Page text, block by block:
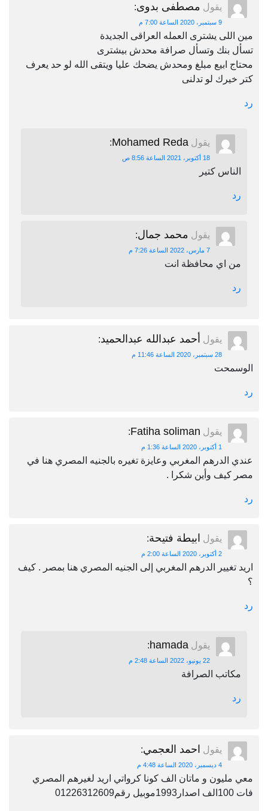
يقول مصطفى بدوى:
9 سبتمبر، 2020 الساعة 7:00 م
مين اللى يشترى العمله العراقى الجديدة
تسأل بنك وتسأل صرافة محدش بيشترى
محتاج ابيع مبلغ ومحدش يضحك عليا ويتقى الله لو حد يعرف
كتر خيرك لو تدلنى
رد
يقول Mohamed Reda
:
18 أكتوبر، 2021 الساعة 8:56 ص
الناس كتير
رد
يقول محمد جمال:
7 مارس، 2022 الساعة 7:26 م
من اي محافظة انت
رد
يقول أحمد عبدالله عبدالحميد:
28 سبتمبر، 2020 الساعة 11:46 م
الوسمحت
رد
يقول Fatiha soliman
:
1 أكتوبر، 2020 الساعة 1:36 م
عندي الدرهم المغربي وعايزة تغيره بالجنيه المصري هنا في
مصر كيف وأين شكرا .
رد
يقول ابيطة فتيحة:
2 أكتوبر، 2020 الساعة 2:00 م
اريد تغيير الدرهم المغربي إلى الجنيه المصري هنا بمصر . كيف
؟
رد
يقول hamada
:
22 يونيو، 2022 الساعة 2:48 م
مكاتب الصرافة
رد
يقول احمد العجمي:
4 ديسمبر، 2020 الساعة 4:48 م
معي مليون و ماتان الف كونا كرواتي اريد لغيرهم المصري
فات 100الف اصدار1993موبيل رقم01226312609